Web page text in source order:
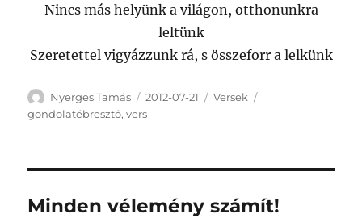
Nincs más helyünk a világon, otthonunkra
leltünk
Szeretettel vigyázzunk rá, s összeforr a lelkünk
Szerző
Nyerges Tamás Közzétéve
2012-07-21 Kategória
Versek
gondolatébresztő,vers
Minden vélemény számít!